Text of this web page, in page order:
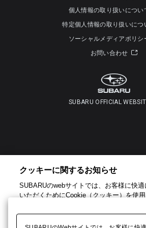
個人情報の取り扱いについ
特定個人情報の取り扱いにつ
ソーシャルメディアポリシ
お問い合わせ
SUBARU OFFICIAL
クッキーに関するお知らせ​
SUBARUのwebサイトでは、お客様に快
いただくためにCookie（クッキー）を使
「Cookie設定」をクリックしてください。​